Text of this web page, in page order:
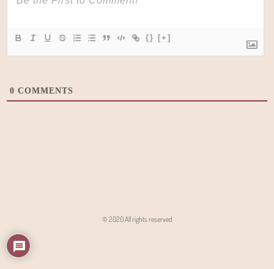
{} [+]
0 COMMENTS
© 2020 All rights reserved